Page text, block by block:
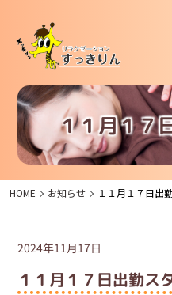
１１月１７
HOME お知らせ １１月１７日出
2024年11月17日
１１月１７日出勤ス